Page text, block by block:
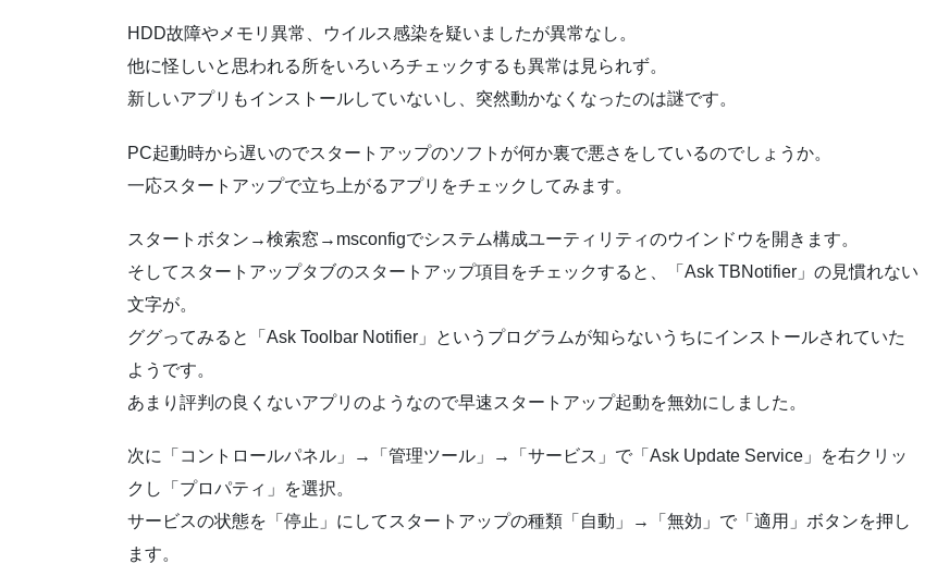
HDD故障やメモリ異常、ウイルス感染を疑いましたが異常なし。
他に怪しいと思われる所をいろいろチェックするも異常は見られず。
新しいアプリもインストールしていないし、突然動かなくなったのは謎です。
PC起動時から遅いのでスタートアップのソフトが何か裏で悪さをしているのでしょうか。
一応スタートアップで立ち上がるアプリをチェックしてみます。
スタートボタン→検索窓→msconfigでシステム構成ユーティリティのウインドウを開きます。
そしてスタートアップタブのスタートアップ項目をチェックすると、「Ask TBNotifier」の見慣れない
文字が。
ググってみると「Ask Toolbar Notifier」というプログラムが知らないうちにインストールされていた
ようです。
あまり評判の良くないアプリのようなので早速スタートアップ起動を無効にしました。
次に「コントロールパネル」→「管理ツール」→「サービス」で「Ask Update Service」を右クリッ
クし「プロパティ」を選択。
サービスの状態を「停止」にしてスタートアップの種類「自動」→「無効」で「適用」ボタンを押し
ます。